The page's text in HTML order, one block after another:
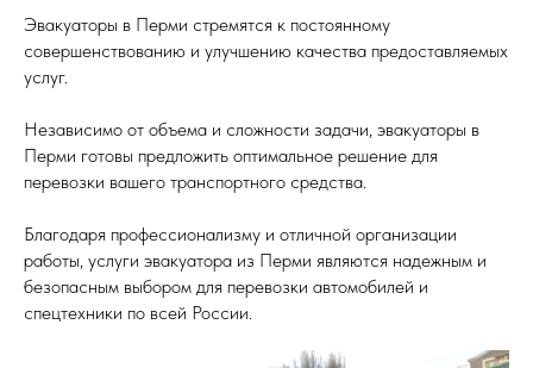
Эвакуаторы в Перми стремятся к постоянному
совершенствованию и улучшению качества предоставляемых
услуг.
Независимо от объема и сложности задачи, эвакуаторы в
Перми готовы предложить оптимальное решение для
перевозки вашего транспортного средства.
Благодаря профессионализму и отличной организации
работы, услуги эвакуатора из Перми являются надежным и
безопасным выбором для перевозки автомобилей и
спецтехники по всей России.